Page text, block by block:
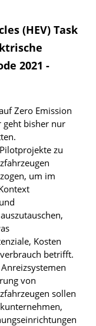
(HEV) Task
2021 -
Zero Emission
geht bisher nur
zu
um im
Kosten
betrifft.
von
sollen